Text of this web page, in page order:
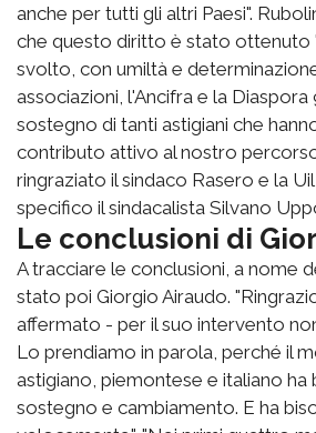
anche per tutti gli altri Paesi".
che questo diritto è stato ottenuto
svolto, con umiltà e
associazioni, l'Ancifra e la Diaspora
sostegno di tanti astigiani che
contributo attivo al nostro
ringraziato il sindaco Rasero e la
specifico il sindacalista Silvano
Le conclusioni di
A tracciare le conclusioni, a nome
stato poi Giorgio Airaudo.
affermato - per il suo intervento
Lo prendiamo in parola, perché il
astigiano, piemontese e italiano ha
sostegno e cambiamento. E ha